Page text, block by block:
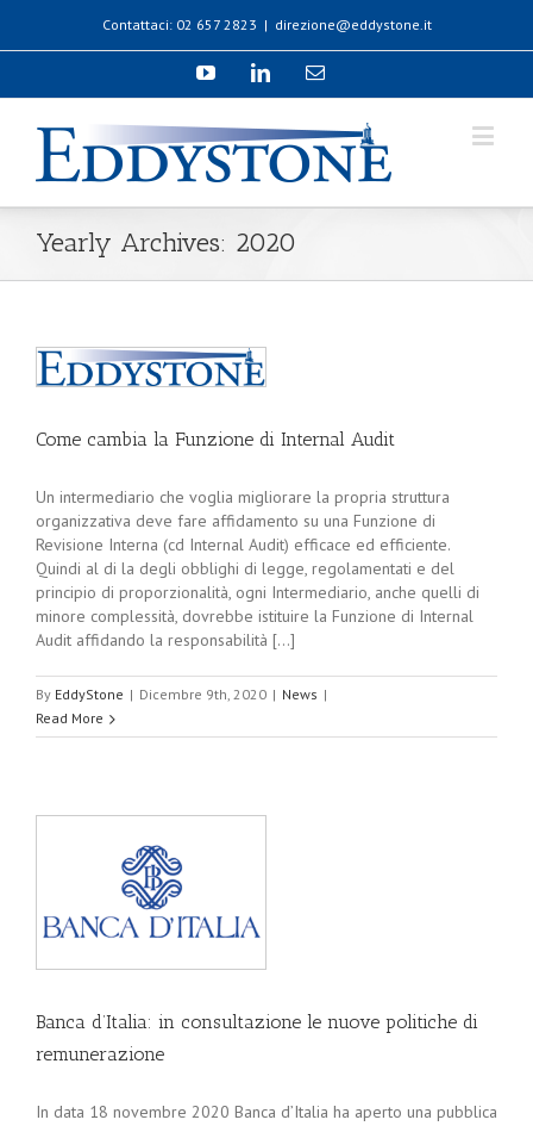
Contattaci: 02 657 2823 | direzione@eddystone.it
Yearly Archives: 2020
Come cambia la Funzione di Internal Audit
Un intermediario che voglia migliorare la propria struttura
organizzativa deve fare affidamento su una Funzione di
Revisione Interna (cd Internal Audit) efficace ed efficiente.
Quindi al di la degli obblighi di legge, regolamentati e del
principio di proporzionalità, ogni Intermediario, anche quelli di
minore complessità, dovrebbe istituire la Funzione di Internal
Audit affidando la responsabilità [...]
By EddyStone | Dicembre 9th, 2020 | News |
Read More
Banca d’Italia: in consultazione le nuove politiche di
remunerazione
In data 18 novembre 2020 Banca d’Italia ha aperto una pubblica